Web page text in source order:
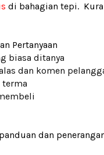
di bahagian tepi.
Pertanyaan
biasa ditanya
dan komen
terma
dan